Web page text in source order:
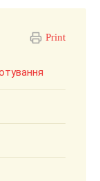
Print